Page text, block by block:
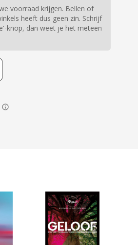
voorraad krijgen. Bellen of
heeft dus geen zin. Schrijf
knop, dan weet je het meteen